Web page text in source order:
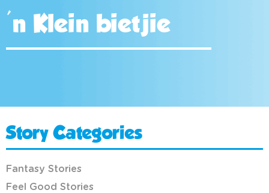
'n Klein bietjie
Story Categories
Fantasy Stories
Feel Good Stories